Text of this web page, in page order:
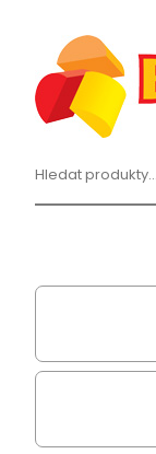
Hledat: